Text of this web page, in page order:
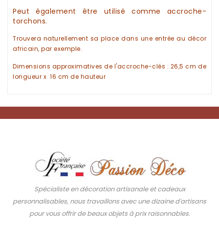
Peut également être utilisé comme accroche-
torchons.
Trouvera naturellement sa place dans une entrée au décor
africain, par exemple.
Dimensions approximatives de l'accroche-clés : 26,5 cm de
longueur x 16 cm de hauteur
Spécialiste en décoration artisanale et cadeaux
personnalisables, nous travaillons avec une dizaine d'artisans
pour vous offrir de beaux objets à prix raisonnables.